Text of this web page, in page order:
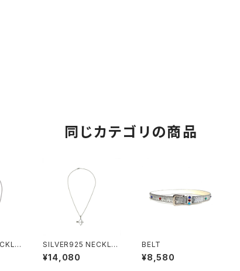
同じカテゴリの商品
SILVER925 NECKLA
CE
¥14,080
BELT
¥8,580